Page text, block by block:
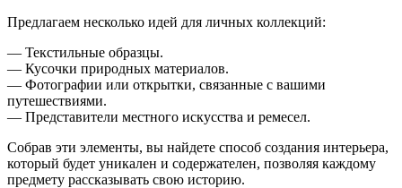
Предлагаем несколько идей для личных коллекций:
— Текстильные образцы.
— Кусочки природных материалов.
— Фотографии или открытки, связанные с вашими
путешествиями.
— Представители местного искусства и ремесел.
Собрав эти элементы, вы найдете способ создания интерьера,
который будет уникален и содержателен, позволяя каждому
предмету рассказывать свою историю.